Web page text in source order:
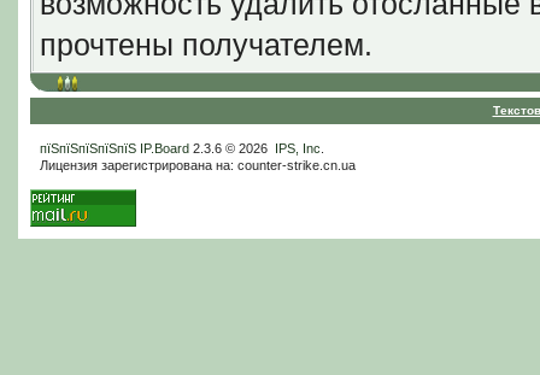
прочтены получателем.
пїЅпїЅпїЅпїЅпїЅ IP.Board2.3.6 © 2026 IPS, Inc
Лицензия зарегистрирована на: counter-strike.cn.ua